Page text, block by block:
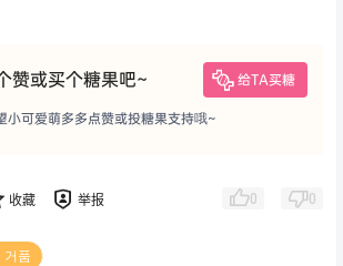
赞或买个糖果吧~ 给TA买糖
小可爱萌多多点赞或投糖果支持哦~
收藏 举报 0 0
거품